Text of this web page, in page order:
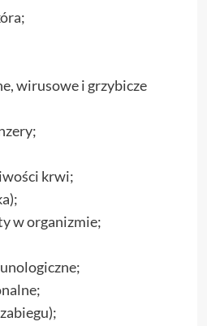
wirusowe i grzybicze
krwi;
w organizmie;